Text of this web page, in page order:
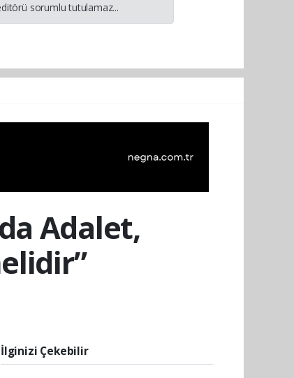
sorumlu tutulamaz...
Adalet,
İlginizi Çekebilir